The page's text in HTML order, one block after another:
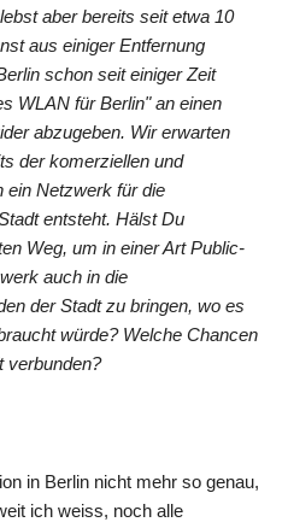
aber bereits seit etwa 10
aus einiger Entfernung
schon seit einiger Zeit
WLAN für Berlin" an einen
abzugeben. Wir erwarten
der komerziellen und
ein Netzwerk für die
entsteht. Hälst Du
Weg, um in einer Art Public-
auch in die
der Stadt zu bringen, wo es
würde? Welche Chancen
verbunden?
in Berlin nicht mehr so genau,
ich weiss, noch alle